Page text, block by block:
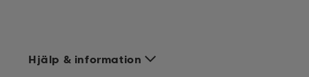
Hjälp & information